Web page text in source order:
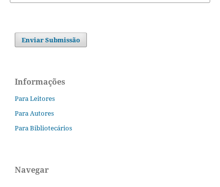
Enviar Submissão
Informações
Para Leitores
Para Autores
Para Bibliotecários
Navegar